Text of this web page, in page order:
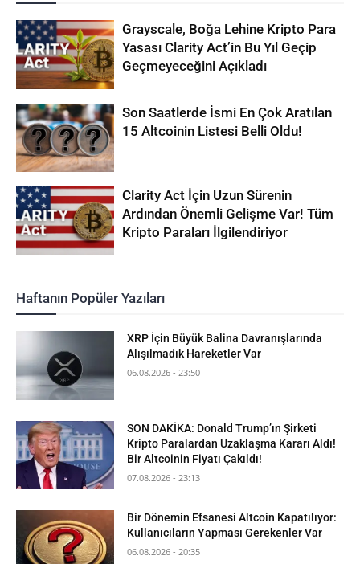
Grayscale, Boğa Lehine Kripto Para
Yasası Clarity Act’in Bu Yıl Geçip
Geçmeyeceğini Açıkladı
Son Saatlerde İsmi En Çok Aratılan
15 Altcoinin Listesi Belli Oldu!
Clarity Act İçin Uzun Sürenin
Ardından Önemli Gelişme Var! Tüm
Kripto Paraları İlgilendiriyor
Haftanın Popüler Yazıları
XRP İçin Büyük Balina Davranışlarında
Alışılmadık Hareketler Var
06.08.2026 - 23:50
SON DAKİKA: Donald Trump’ın Şirketi
Kripto Paralardan Uzaklaşma Kararı Aldı!
Bir Altcoinin Fiyatı Çakıldı!
07.08.2026 - 23:13
Bir Dönemin Efsanesi Altcoin Kapatılıyor:
Kullanıcıların Yapması Gerekenler Var
06.08.2026 - 20:35